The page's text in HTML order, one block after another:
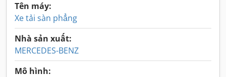
Tên máy:
Xe tải sàn phẳng
Nhà sản xuất:
MERCEDES-BENZ
Mô hình: